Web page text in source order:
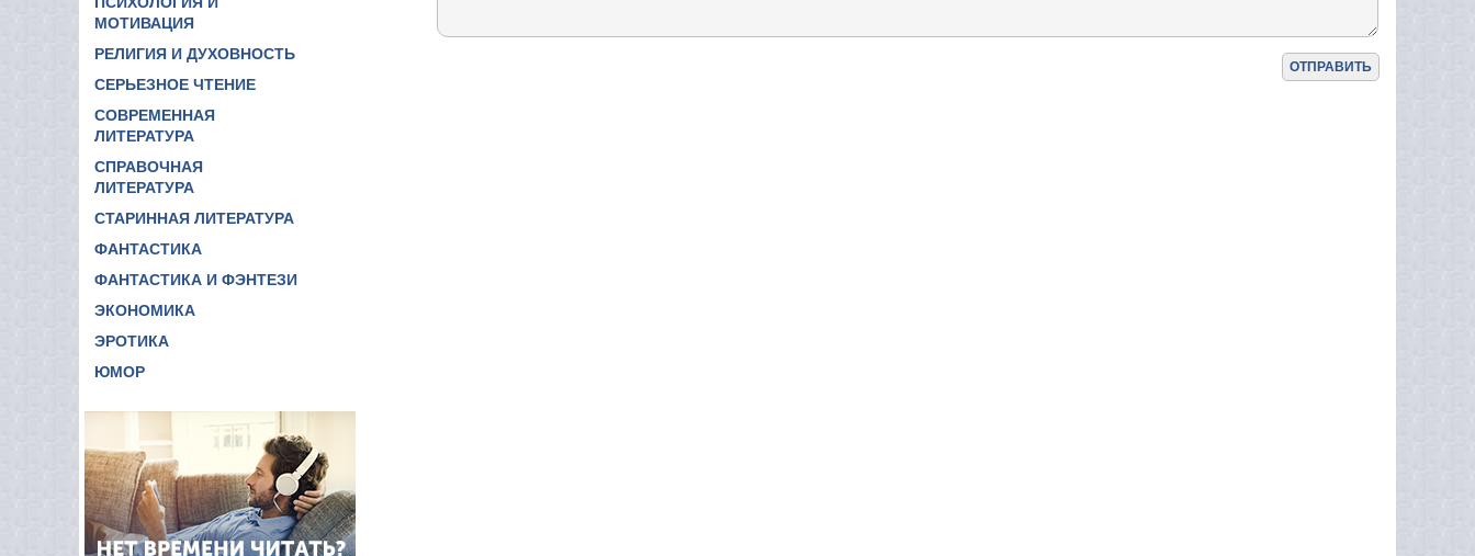
МОТИВАЦИЯ
РЕЛИГИЯ И ДУХОВНОСТЬ
СЕРЬЕЗНОЕ ЧТЕНИЕ
СОВРЕМЕННАЯ
ЛИТЕРАТУРА
СПРАВОЧНАЯ
ЛИТЕРАТУРА
СТАРИННАЯ ЛИТЕРАТУРА
ФАНТАСТИКА
ФАНТАСТИКА И ФЭНТЕЗИ
ЭКОНОМИКА
ЭРОТИКА
ЮМОР